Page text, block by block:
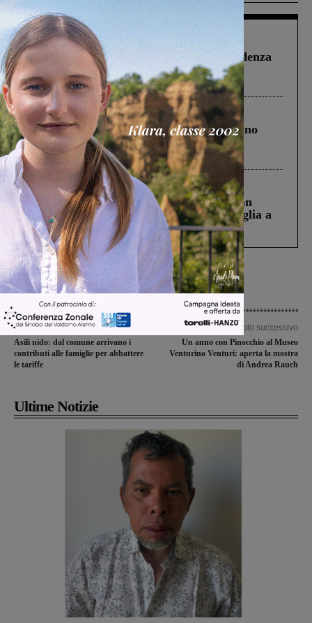
Figline Incisa Valdarno 1 Agosto 2026
Piscina di Figline finanziata oltre la scadenza
Pnrr, il gruppo di Fratelli d’Italia: “Un
ringraziamento al Governo”
Cronaca 4 Agosto 2026
Un anno fa la strage in A1 in cui morirono
Gianni, Giulia e Franco. Lo schianto, il
processo, lo stop ai sorpassi fra tir....
Cronaca 3 Agosto 2026
Scomparso da una struttura di Castiglion
Fiorentino l’uomo che aveva ucciso la figlia a
Levane nel 2020
Articolo precedente
Asili nido: dal comune arrivano i
contributi alle famiglie per abbattere
le tariffe
Articolo successivo
Un anno con Pinocchio al Museo
Venturino Venturi: aperta la mostra
di Andrea Rauch
Ultime Notizie